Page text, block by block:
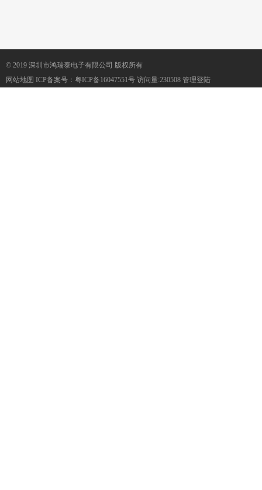
© 2019 深圳市鸿瑞泰电子有限公司 版权所有
网站地图 ICP备案号： 粤ICP备16047551号 访问量:230508 管理登陆